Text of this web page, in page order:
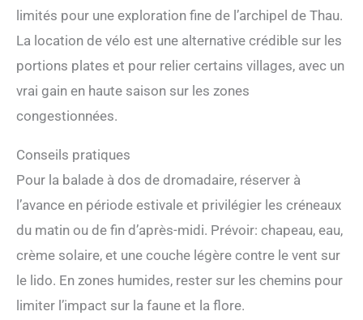
limités pour une exploration fine de l’archipel de Thau.
La location de vélo est une alternative crédible sur les
portions plates et pour relier certains villages, avec un
vrai gain en haute saison sur les zones
congestionnées.
Conseils pratiques
Pour la balade à dos de dromadaire, réserver à
l’avance en période estivale et privilégier les créneaux
du matin ou de fin d’après-midi. Prévoir: chapeau, eau,
crème solaire, et une couche légère contre le vent sur
le lido. En zones humides, rester sur les chemins pour
limiter l’impact sur la faune et la flore.